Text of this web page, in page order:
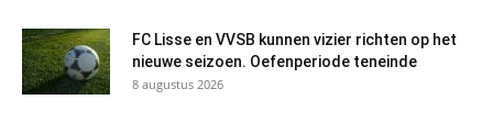
FC Lisse en VVSB kunnen vizier richten op het
nieuwe seizoen. Oefenperiode teneinde
8 augustus 2026